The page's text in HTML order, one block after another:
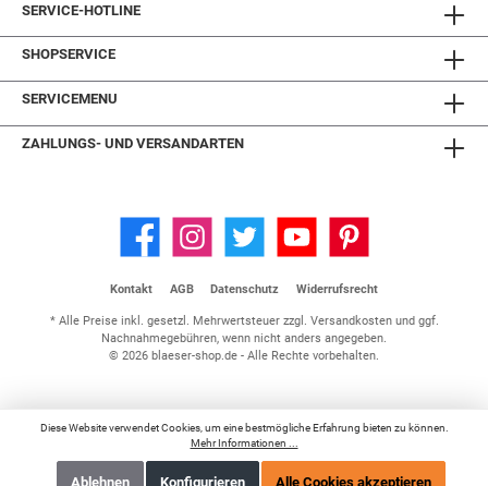
SERVICE-HOTLINE
SHOPSERVICE
SERVICEMENU
ZAHLUNGS- UND VERSANDARTEN
Kontakt AGB Datenschutz Widerrufsrecht
* Alle Preise inkl. gesetzl. Mehrwertsteuer zzgl. Versandkostenund ggf.
Nachnahmegebühren, wenn nicht anders angegeben.
© 2026 blaeser-shop.de - Alle Rechte vorbehalten.
Diese Website verwendet Cookies, um eine bestmögliche Erfahrung bieten zu können.
Mehr Informationen ...
Ablehnen Konfigurieren Alle Cookies akzeptieren